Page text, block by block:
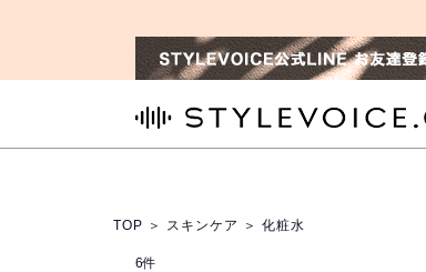
TOP ＞ スキンケア ＞ 化粧水
6件